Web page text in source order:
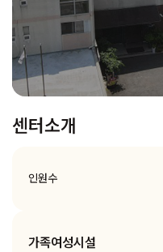
센터소개
인원수
가족여성시설